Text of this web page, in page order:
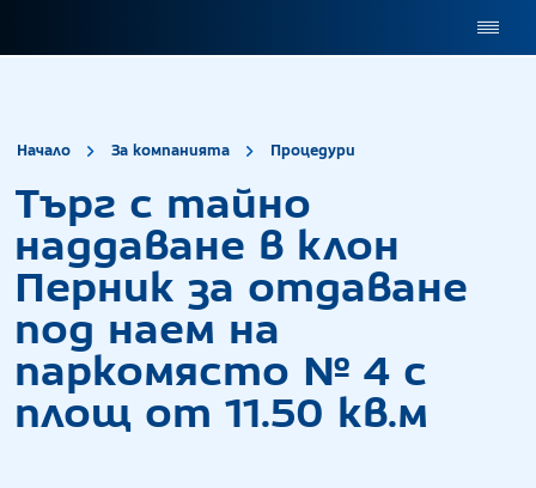
Начало За компанията Процедури
Търг с тайно
наддаване в клон
Перник за отдаване
под наем на
паркомясто № 4 с
площ от 11.50 кв.м